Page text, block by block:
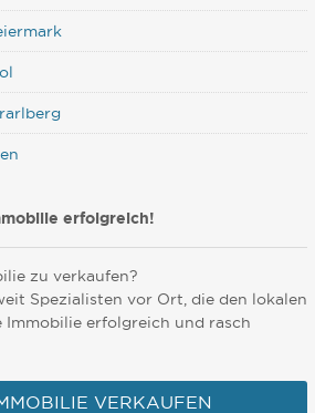
erfolgreich!
zu verkaufen?
Spezialisten vor Ort, die den lokalen
Immobilie erfolgreich und rasch
VERKAUFEN